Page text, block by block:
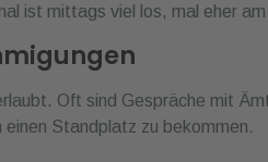
ist mittags viel los, mal eher
Oft sind Gespräche mit
Standplatz zu bekommen.